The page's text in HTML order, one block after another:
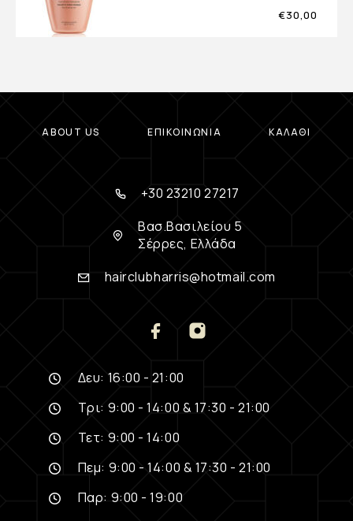
€30,00
ABOUT US ΕΠΙΚΟΙΝΩΝΊΑ ΚΑΛΆΘΙ
+30 23210 27217
Βασ.Βασιλείου 5
Σέρρες, Ελλάδα
hairclubharris@hotmail.com
Δευ: 16:00 - 21:00
Τρι: 9:00 - 14:00 & 17:30 - 21:00
Τετ: 9:00 - 14:00
Πεμ: 9:00 - 14:00 & 17:30 - 21:00
Παρ: 9:00 - 19:00